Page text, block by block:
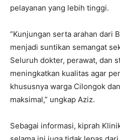
pelayanan yang lebih tinggi.
“Kunjungan serta arahan dari
menjadi suntikan semangat
Seluruh dokter, perawat, dan
meningkatkan kualitas agar
khususnya warga Cilongok
maksimal,” ungkap Aziz.
Sebagai informasi, kiprah